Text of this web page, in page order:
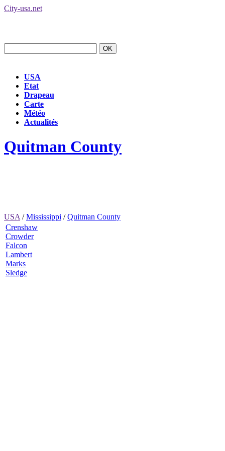
City-usa.net
USA
Etat
Drapeau
Carte
Météo
Actualités
Quitman County
USA /Mississippi /Quitman County
Crenshaw
Crowder
Falcon
Lambert
Marks
Sledge